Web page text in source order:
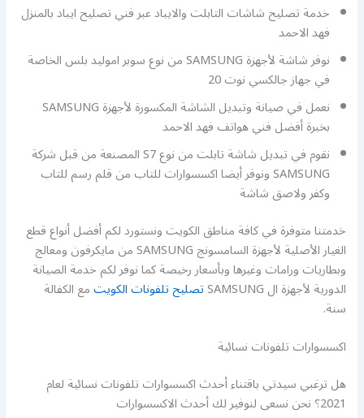
خدمة تصليح شاشات التابلت والايباد عبر فني تصليح ايباد بالمنزل
فهد الاحمد
نوفر شاشة لأجهزة SAMSUNG من نوع سوبر اموليد بلس الخاصة
في جهاز جالكسي نوت 20
نعمل في صيانة وتبديل الشاشة المكسورة لأجهزة SAMSUNG
بخبرة أفضل فني هواتف فهد الاحمد
نقوم في تبديل شاشة تابلت من نوع S7 المصنعة من قبل شركة
SAMSUNG ونوفر أيضا اكسسوارات للتاب من قلم رسم للتاب
وكفر ولاصق شاشة
خدمتنا متوفرة في كافة مناطق الكويت ونستورد لكم أفضل أنواع قطع
الغيار الأصلية لأجهزة السامسونج SAMSUNG من مايكرفون ومعالج
وبطاريات ورامات وغيرها وبأسعار رخيصة كما نوفر لكم خدمة الصيانة
الدورية لأجهزة ال SAMSUNG تصليح تلفونات الكويتمع الكفالة
سنة.
اكسسوارات تلفونات نسائية
هل ترغبي سيدتي باقتناء أحدث اكسسوارات تلفونات نسائية لعام
2021؟ نحن نسعى لنوفير لك أحدث الاكسسوارات